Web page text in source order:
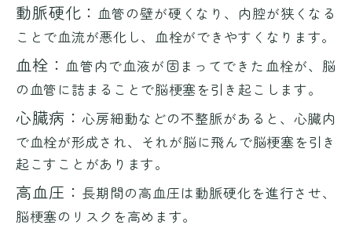
動脈硬化： 血管の壁が硬くなり、内腔が狭くなる
ことで血流が悪化し、血栓ができやすくなります。
血栓： 血管内で血液が固まってできた血栓が、脳
の血管に詰まることで脳梗塞を引き起こします。
心臓病：心房細動などの不整脈があると、心臓内
で血栓が形成され、それが脳に飛んで脳梗塞を引き
起こすことがあります。
高血圧： 長期間の高血圧は動脈硬化を進行させ、
脳梗塞のリスクを高めます。